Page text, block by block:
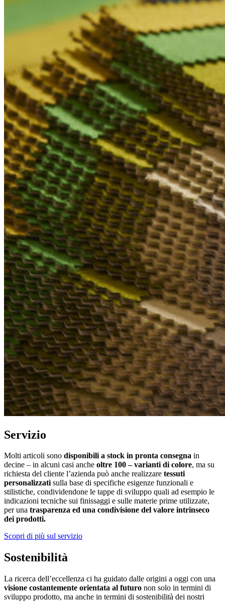
Servizio
Molti articoli sono disponibili a stock in pronta consegna in
decine – in alcuni casi anche oltre 100 – varianti di colore, ma su
richiesta del cliente l’azienda può anche realizzare tessuti
personalizzatisulla base di specifiche esigenze funzionali e
stilistiche, condividendone le tappe di sviluppo quali ad esempio le
indicazioni tecniche sui finissaggi e sulle materie prime utilizzate,
per una trasparenza ed una condivisione del valore intrinseco
dei prodotti.
Scopri di più sul servizio
Sostenibilità
La ricerca dell’eccellenza ci ha guidato dalle origini a oggi con una
visione costantemente orientata al futuro non solo in termini di
sviluppo prodotto, ma anche in termini di sostenibilità dei nostri